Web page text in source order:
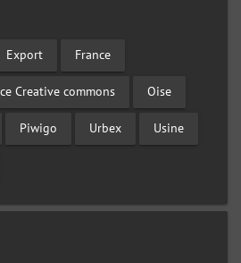
Export France
Creative commons Oise
Piwigo Urbex Usine